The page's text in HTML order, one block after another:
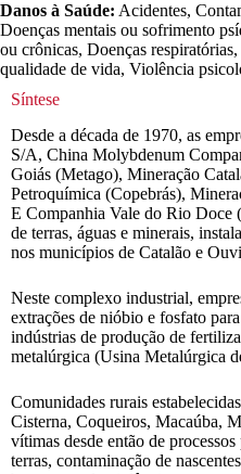
Danos à Saúde: Acidentes,
Doenças mentais ou sofrimento
ou crônicas, Doenças
qualidade de vida, Violência
Síntese
Desde a década de 1970, as
S/A, China Molybdenum
Goiás (Metago), Mineração
Petroquímica (Copebrás),
E Companhia Vale do Rio Doce
de terras, águas e minerais,
nos municípios de Catalão e
Neste complexo industrial,
extrações de nióbio e fosfato
indústrias de produção de
metalúrgica (Usina Metalúrgica
Comunidades rurais
Cisterna, Coqueiros, Macaúba,
vítimas desde então de
terras, contaminação de